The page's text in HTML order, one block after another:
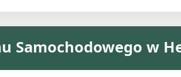
Samochodowego w